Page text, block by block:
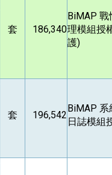
套 186,340
BiMAP 戰
理模組授
護)
套 196,542
BiMAP 系
日誌模組